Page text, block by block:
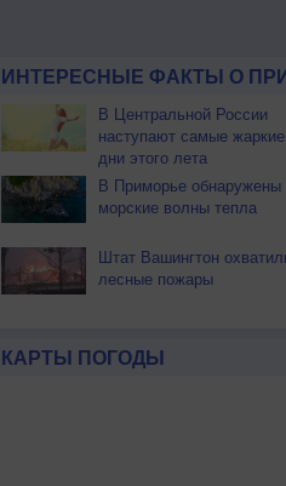
ИНТЕРЕСНЫЕ ФАКТЫ О
В Центральной России
наступают самые жаркие
дни этого лета
В Приморье обнаружены
морские волны тепла
Штат Вашингтон
лесные пожары
КАРТЫ ПОГОДЫ